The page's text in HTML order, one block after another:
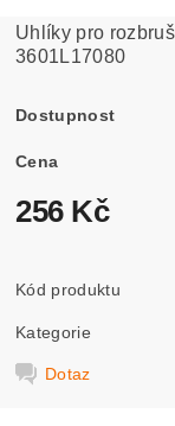
Uhlíky pro
3601L17080
Dostupnost
Cena
256 Kč
Kód produktu
Kategorie
Dotaz